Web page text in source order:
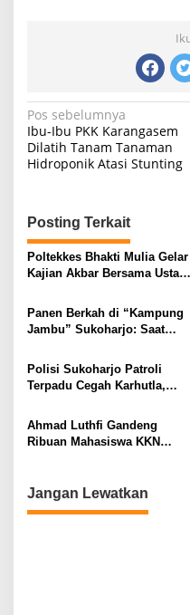
Navigasi
pos
Pos sebelumnya
Ibu-Ibu PKK Karangasem
Dilatih Tanam Tanaman
Hidroponik Atasi Stunting
Posting Terkait
Poltekkes Bhakti Mulia Gelar
Kajian Akbar Bersama Ustadz
Pulang Saat Lelah
Panen Berkah di “Kampung
Jambu” Sukoharjo: Saat
Cuan Berlimpah
Polisi Sukoharjo Patroli
Terpadu Cegah Karhutla,
Hingga Rp5 Miliar Bagi
Pembakar Hutan
Ahmad Luthfi Gandeng
Ribuan Mahasiswa KKN
Jangan Lewatkan